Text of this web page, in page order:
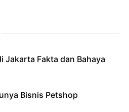
Jakarta Fakta dan Bahaya
Bisnis Petshop